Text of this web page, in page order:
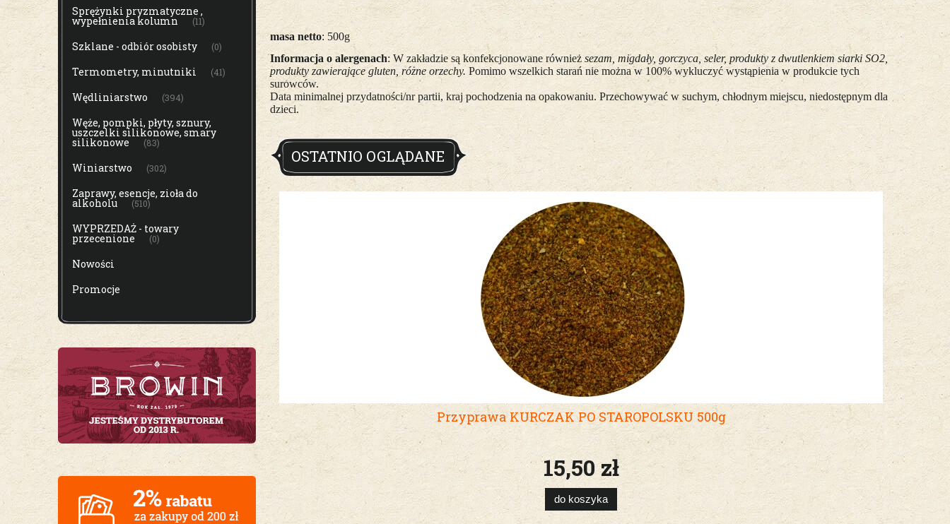
Sprężynki pryzmatyczne ,
wypełnienia kolumn (11)
Szklane - odbiór osobisty (0)
Termometry, minutniki (41)
Wędliniarstwo (394)
Węże, pompki, płyty, sznury,
uszczelki silikonowe, smary
silikonowe (83)
Winiarstwo (302)
Zaprawy, esencje, zioła do
alkoholu (510)
WYPRZEDAŻ - towary
przecenione (0)
Nowości
Promocje
masa netto: 500g
Informacja o alergenach: W zakładzie są konfekcjonowane równieżsezam, migdały, gorczyca, seler, produkty z dwutlenkiem siarki SO2,
produkty zawierające gluten, różne orzechy. Pomimo wszelkich starań nie można w 100% wykluczyć wystąpienia w produkcie tych
surowców.
Data minimalnej przydatności/nr partii, kraj pochodzenia na opakowaniu. Przechowywać w suchym, chłodnym miejscu, niedostępnym dla
dzieci.
OSTATNIO OGLĄDANE
Przyprawa KURCZAK PO STAROPOLSKU 500g
15,50 zł
do koszyka